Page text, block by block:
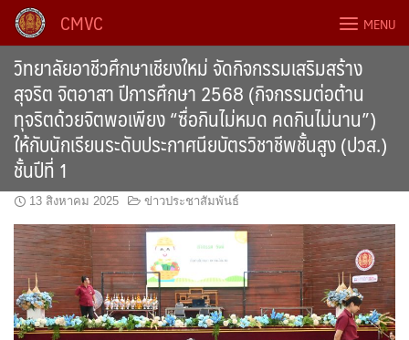
Skip
content
CMVC MENU
วิทยาลัยอาชีวศึกษาเชียงใหม่ จัดกิจกรรมเสริมสร้าง
สุจริต จิตอาสา ปีการศึกษา 2568 (กิจกรรมต่อต้าน
ทุจริตด้วยจิตพอเพียง “ซื่อกินไม่หมด คดกินไม่นาน”)
ให้กับนักเรียนระดับประกาศนียบัตรวิชาชีพชั้นสูง (ปวส.)
ชั้นปีที่ 1
13 สิงหาคม 2025 ข่าวประชาสัมพันธ์